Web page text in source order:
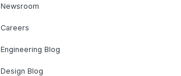
Newsroom
Careers
Engineering Blog
Design Blog